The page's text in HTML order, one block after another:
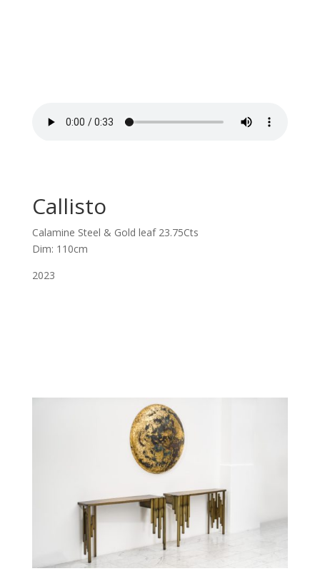
Callisto
Calamine Steel & Gold leaf 23.75Cts
Dim: 110cm
2023